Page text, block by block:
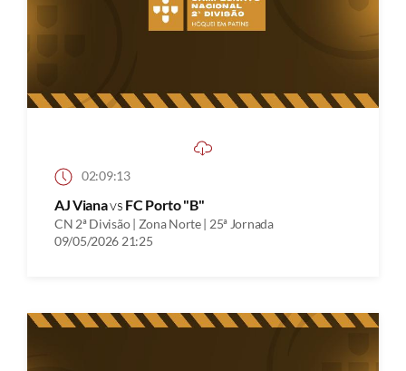
02:09:13
AJ Vianavs FC Porto "B"
CN 2ª Divisão | Zona Norte | 25ª Jornada
09/05/2026 21:25